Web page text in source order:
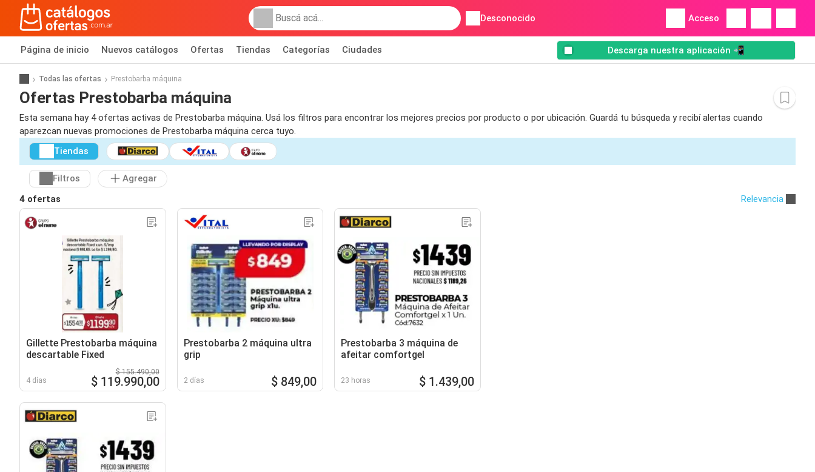
Desconocido Acceso
Página de inicio Nuevos catálogos Ofertas Tiendas Categorías Ciudades Descarga nuestra aplicación 📲
Todas las ofertas Prestobarba máquina
Ofertas Prestobarba máquina
Esta semana hay 4 ofertas activas de Prestobarba máquina. Usá los filtros para encontrar los mejores precios por producto o por ubicación. Guardá tu búsqueda y recibí alertas cuando
aparezcan nuevas promociones de Prestobarba máquina cerca tuyo.
Tiendas
Filtros
Agregar
4 ofertas
Relevancia
Gillette Prestobarba máquina
descartable Fixed
4 días
$ 155.490,00
$ 119.990,00
Prestobarba 2 máquina ultra
grip
2 días $ 849,00
Prestobarba 3 máquina de
afeitar comfortgel
23 horas $ 1.439,00